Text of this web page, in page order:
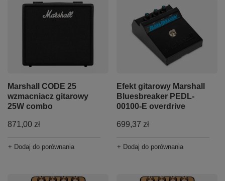
Marshall CODE 25
wzmacniacz gitarowy
25W combo
871,00 zł
+ Dodaj do porównania
Efekt gitarowy Marshall
Bluesbreaker PEDL-
00100-E overdrive
699,37 zł
+ Dodaj do porównania